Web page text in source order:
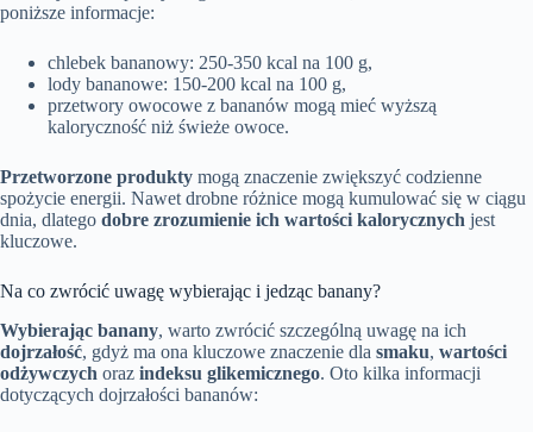
poniższe informacje:
chlebek bananowy: 250-350 kcal na 100 g,
lody bananowe: 150-200 kcal na 100 g,
przetwory owocowe z bananów mogą mieć wyższą
kaloryczność niż świeże owoce.
Przetworzone produkty mogą znaczenie zwiększyć codzienne
spożycie energii. Nawet drobne różnice mogą kumulować się w ciągu
dnia, dlatego dobre zrozumienie ich wartości kalorycznych jest
kluczowe.
Na co zwrócić uwagę wybierając i jedząc banany?
Wybierając banany, warto zwrócić szczególną uwagę na ich
dojrzałość, gdyż ma ona kluczowe znaczenie dla smaku, wartości
odżywczych oraz indeksu glikemicznego. Oto kilka informacji
dotyczących dojrzałości bananów: